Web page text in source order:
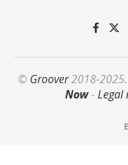
© Groover2018-2025.
Now-Legal